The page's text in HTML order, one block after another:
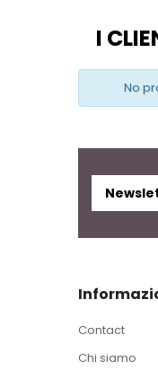
I
No
Contact
Chi siamo